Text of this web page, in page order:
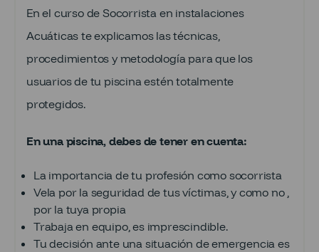
En el curso de Socorrista en instalaciones
Acuáticas te explicamos las técnicas,
procedimientos y metodología para que los
usuarios de tu piscina estén totalmente
protegidos.
En una piscina, debes de tener en cuenta:
La importancia de tu profesión como socorrista
Vela por la seguridad de tus víctimas, y como no ,
por la tuya propia
Trabaja en equipo, es imprescindible.
Tu decisión ante una situación de emergencia es